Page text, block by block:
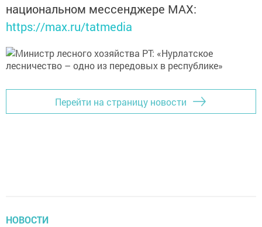
национальном мессенджере MАХ:
https://max.ru/tatmedia
Перейти на страницу новости
НОВОСТИ